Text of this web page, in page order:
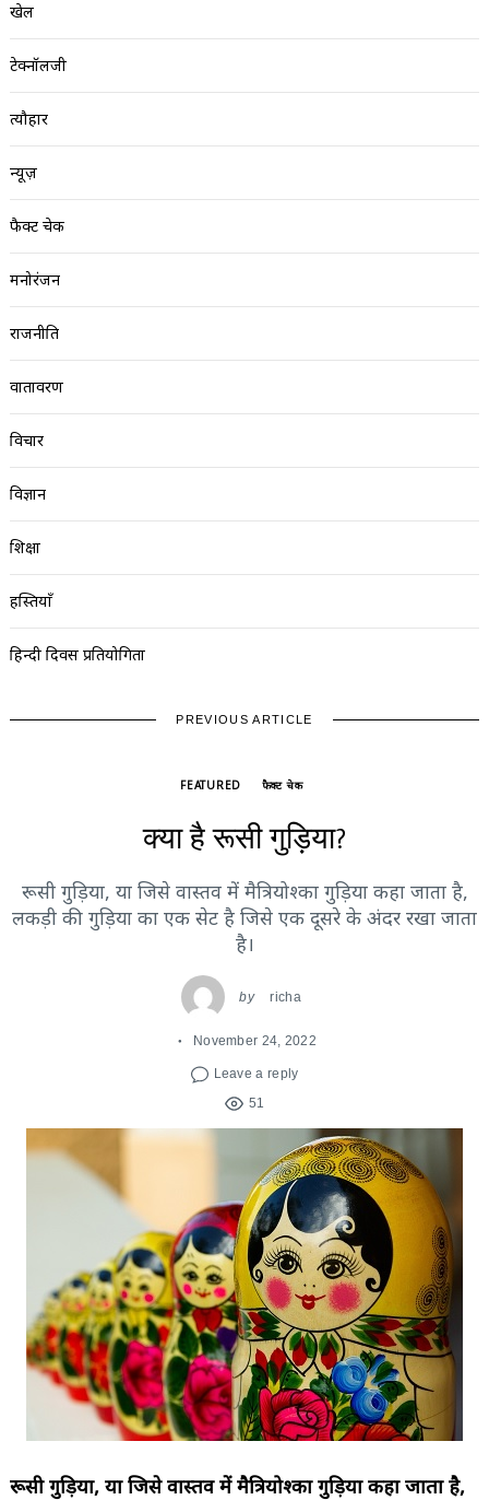
खेल
टेक्नॉलजी
त्यौहार
न्यूज़
फैक्ट चेक
मनोरंजन
राजनीति
वातावरण
विचार
विज्ञान
शिक्षा
हस्तियाँ
हिन्दी दिवस प्रतियोगिता
PREVIOUS ARTICLE
FEATURED फैक्ट चेक
क्या है रूसी गुड़िया?
रूसी गुड़िया, या जिसे वास्तव में मैत्रियोश्का गुड़िया कहा जाता है,
लकड़ी की गुड़िया का एक सेट है जिसे एक दूसरे के अंदर रखा जाता
है।
by richa
November 24, 2022
Leave a reply
51
रूसी गुड़िया, या जिसे वास्तव में मैत्रियोश्का गुड़िया कहा जाता है,